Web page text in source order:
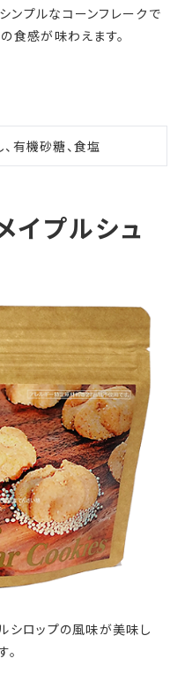
ンプルなコーンフレークで
食感が味わえます。
有機砂糖、食塩
シロップの風味が美味し